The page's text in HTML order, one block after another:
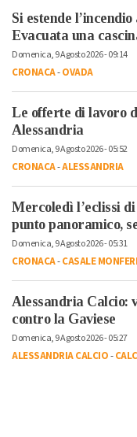
Si estende
Evacuata una
Domenica, 9 Agosto 2026 - 09:14
CRONACA-OVADA
Le offerte di lavoro
Alessandria
Domenica, 9 Agosto 2026 - 05:52
CRONACA-ALESSANDRIA
Mercoledì l’eclissi
punto panoramico,
Domenica, 9 Agosto 2026 - 05:31
CRONACA-CASALE
Alessandria Calcio:
contro la Gaviese
Domenica, 9 Agosto 2026 - 05:27
ALESSANDRIA CALCIO-